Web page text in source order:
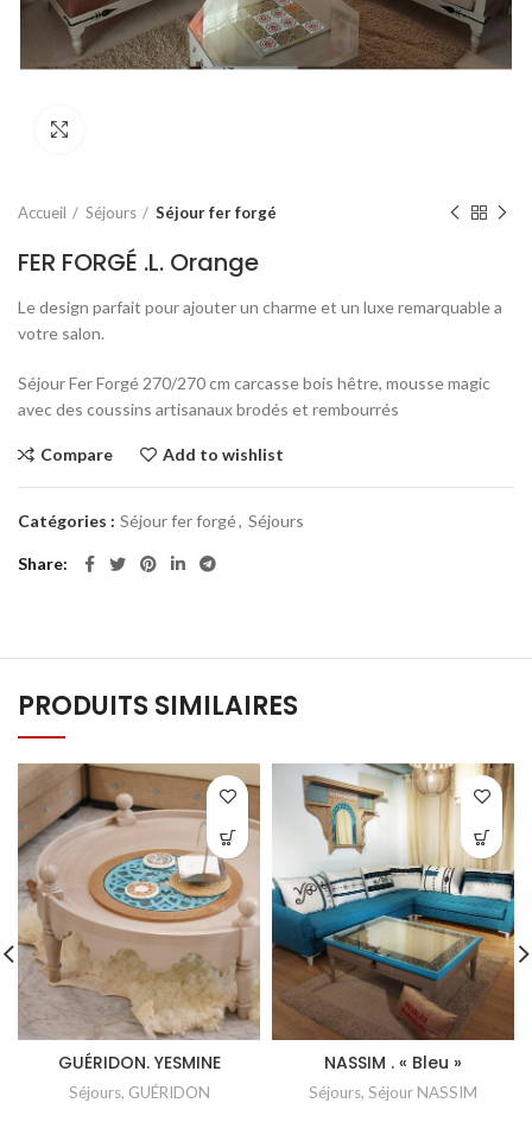
Accueil Séjours Séjour fer forgé
FER FORGÉ .L. Orange
Le design parfait pour ajouter un charme et un luxe remarquable a
votre salon.
Séjour Fer Forgé 270/270 cm carcasse bois hêtre, mousse magic
avec des coussins artisanaux brodés et rembourrés
Compare Add to wishlist
Catégories : Séjour fer forgé, Séjours
Share
PRODUITS SIMILAIRES
GUÉRIDON. YESMINE
Séjours, GUÉRIDON
NASSIM . « Bleu »
Séjours, Séjour NASSIM